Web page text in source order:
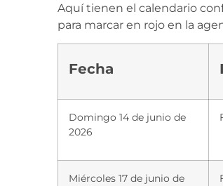
Aquí tienen el calendario
para marcar en rojo en la
Fecha
Domingo 14 de junio de
2026
Miércoles 17 de junio de